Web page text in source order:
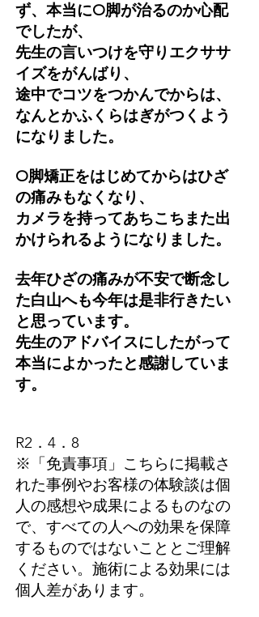
ず、本当にO脚が治るのか心配
でしたが、
先生の言いつけを守りエクササ
イズをがんばり、
途中でコツをつかんでからは、
なんとかふくらはぎがつくよう
になりました。
O脚矯正をはじめてからはひざ
の痛みもなくなり、
カメラを持ってあちこちまた出
かけられるようになりました。
去年ひざの痛みが不安で断念し
た白山へも今年は是非行きたい
と思っています。
先生のアドバイスにしたがって
本当によかったと感謝していま
す。
​R2．4．8
※「免責事項」こちらに掲載さ
れた事例やお客様の体験談は個
人の感想や成果によるものなの
で、すべての人への効果を保障
するものではないこととご理解
ください。施術による効果には
個人差があります。